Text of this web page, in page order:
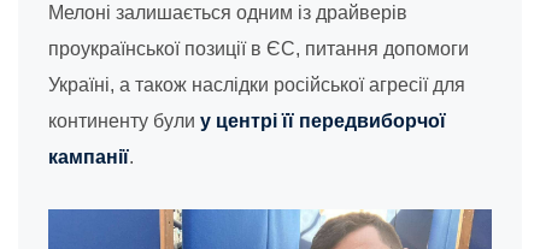
Мелоні залишається одним із драйверів
проукраїнської позиції в ЄС, питання допомоги
Україні, а також наслідки російської агресії для
континенту були у центрі її передвиборчої
кампанії.